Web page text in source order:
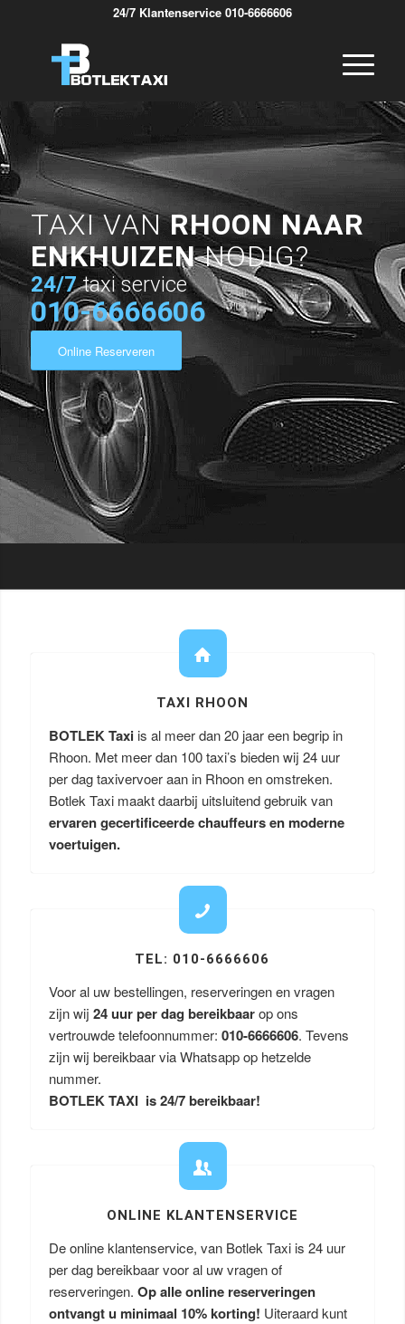
24/7 Klantenservice 010-6666606
TAXI VANRHOON NAAR
ENKHUIZENNODIG?
24/7 taxi service
010-6666606
Online Reserveren
TAXI RHOON
BOTLEK Taxi is al meer dan 20 jaar een begrip in
Rhoon. Met meer dan 100 taxi’s bieden wij 24 uur
per dag taxivervoer aan in Rhoon en omstreken.
Botlek Taxi maakt daarbij uitsluitend gebruik van
ervaren gecertificeerde chauffeurs en moderne
voertuigen.
TEL: 010-6666606
Voor al uw bestellingen, reserveringen en vragen
zijn wij 24 uur per dag bereikbaarop ons
vertrouwde telefoonnummer: 010-6666606. Tevens
zijn wij bereikbaar via Whatsapp op hetzelde
nummer.
BOTLEK TAXI is 24/7 bereikbaar!
ONLINE KLANTENSERVICE
De online klantenservice, van Botlek Taxi is 24 uur
per dag bereikbaar voor al uw vragen of
reserveringen. Op alle online reserveringen
ontvangt u minimaal 10% korting! Uiteraard kunt